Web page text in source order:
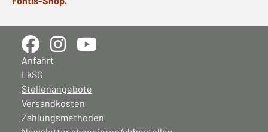
Anfahrt
LkSG
Stellenangebote
Versandkosten
Zahlungsmethoden